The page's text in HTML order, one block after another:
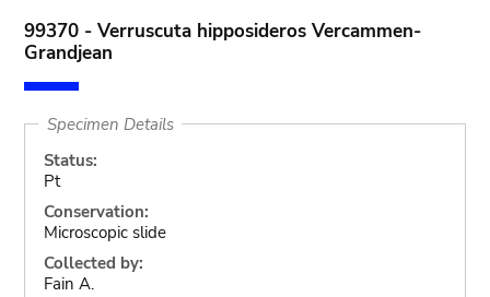
99370 - Verruscuta hipposideros Vercammen-
Grandjean
Specimen Details
Status:
Pt
Conservation:
Microscopic slide
Collected by:
Fain A.